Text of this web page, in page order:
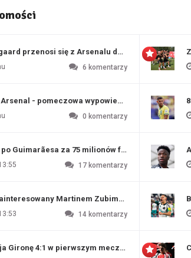
przenosi się z Arsenalu do Evertonu
6 komentarzy
- pomeczowa wypowiedź Artety
0 komentarzy
Guimarãesa za 75 milionów funtów
17 komentarzy
Martinem Zubimendim
14 komentarzy
Gironę 4:1 w pierwszym meczu